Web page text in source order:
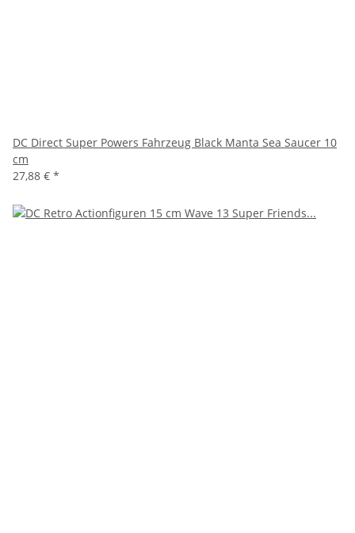
DC Direct Super Powers Fahrzeug Black Manta Sea Saucer 10
cm
27,88 € *